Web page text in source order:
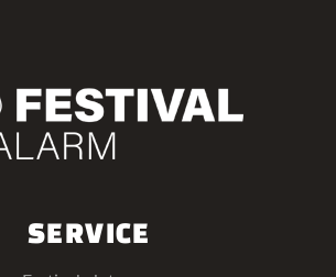
SERVICE